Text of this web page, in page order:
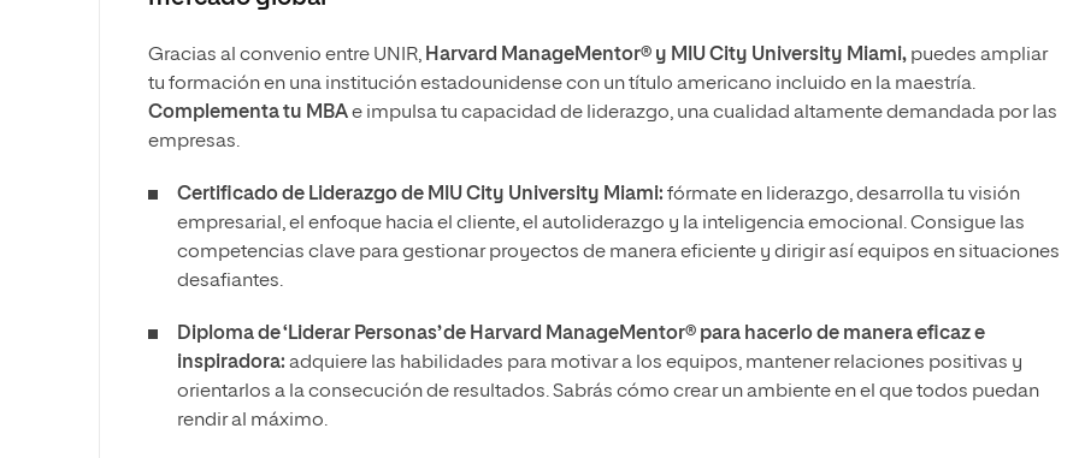
Gracias al convenio entre UNIR, Harvard ManageMentor® y MIU City University Miami, puedes ampliar
tu formación en una institución estadounidense con un título americano incluido en la maestría.
Complementa tu MBAe impulsa tu capacidad de liderazgo, una cualidad altamente demandada por las
empresas.
Certificado de Liderazgo de MIU City University Miami: fórmate en liderazgo, desarrolla tu visión
empresarial, el enfoque hacia el cliente, el autoliderazgo y la inteligencia emocional. Consigue las
competencias clave para gestionar proyectos de manera eficiente y dirigir así equipos en situaciones
desafiantes.
Diploma de ‘Liderar Personas’ de Harvard ManageMentor® para hacerlo de manera eficaz e
inspiradora: adquiere las habilidades para motivar a los equipos, mantener relaciones positivas y
orientarlos a la consecución de resultados. Sabrás cómo crear un ambiente en el que todos puedan
rendir al máximo.